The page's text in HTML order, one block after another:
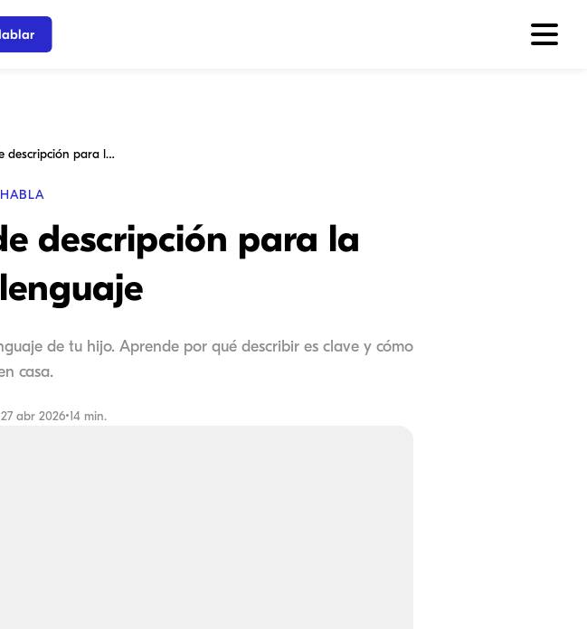
Actividades divertidas de descripción para la terapia de lenguaje
descripción para la
de tu hijo. Aprende por qué describir es clave y cómo
casa.
27 abr 2026•14 min.